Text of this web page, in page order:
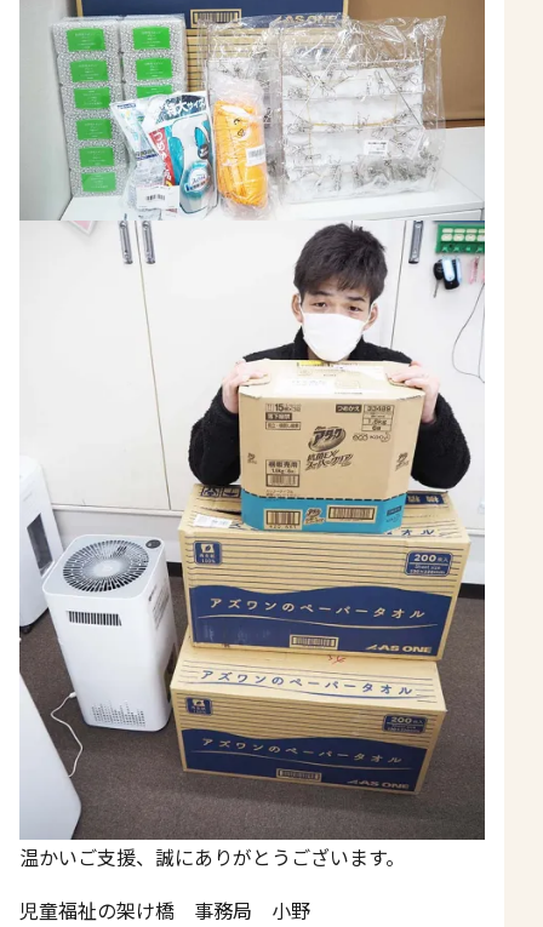
温かいご支援、誠にありがとうございます。
児童福祉の架け橋 事務局 小野